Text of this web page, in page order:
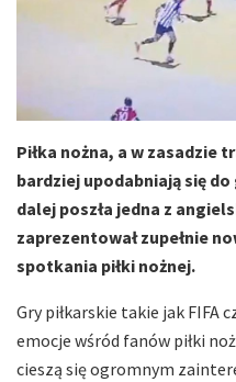
Piłka nożna, a w zasadzie
bardziej upodabniają się
dalej poszła jedna z
zaprezentował zupełnie
spotkania piłki nożnej.
Gry piłkarskie takie jak FIFA
emocje wśród fanów piłki
cieszą się ogromnym